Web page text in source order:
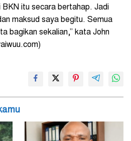
itu secara bertahap. Jadi
maksud saya begitu. Semua
bagikan sekalian,” kata John